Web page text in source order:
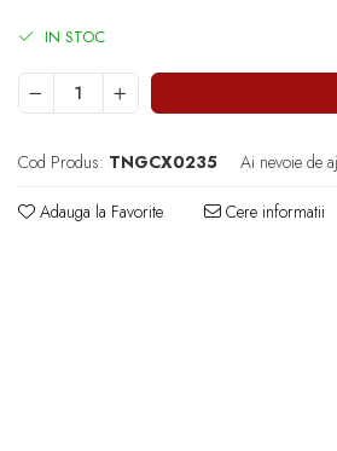
IN STOC
Cod Produs: TNGCX0235 Ai nevoie de
Adauga la Favorite Cere informatii